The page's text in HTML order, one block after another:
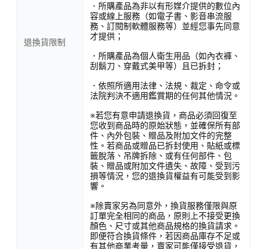
退換貨限制
．所購產品為非以有形媒介提供的數位內
容或線上服務（如電子書、影音串流服
務、訂閱制軟體服務等）並經您事先同意
才提供；
．所購產品為個人衛生用品（如內衣褲、
刮鬍刀、穿戴式美甲等）且已拆封；
．依照所適用法律、法規、裁定、命令或
法院判決不適用鑑賞期的任何其他情況。
※若您有意申請退換貨，商品必須回復至
您收到商品時的原始狀態，並確保所有部
件、內外包裝、贈品及附加文件的完整
性。若商品或贈品已拆封使用、貼紙或標
籤脫落、吊牌拆除、或有任何部件、包
裝、贈品或附加文件遺失、故障、受到污
損等情況，您的退換貨權益有可能受到影
響。
※除賣家另為同意外，換貨服務僅限與原
訂單完全相同的商品，原則上不接受更換
顏色、尺寸或其他商品規格的換貨請求。
即便符合換貨條件，若因商品庫存不足或
有其他商業考量，賣家可能僅接受退貨，